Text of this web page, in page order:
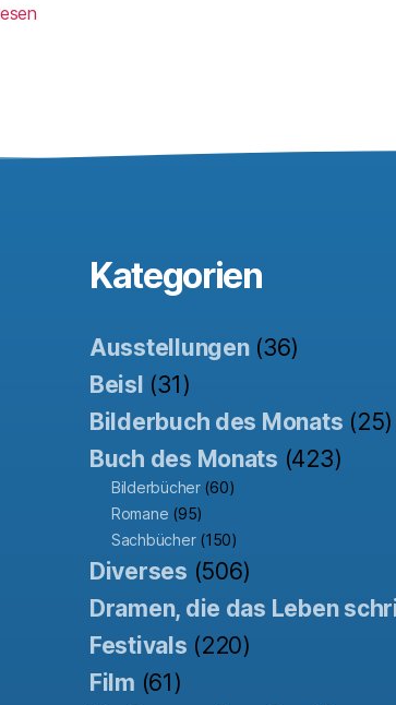
Kategorien
Ausstellungen(36)
Beisl (31)
Bilderbuch des Monats (25)
Buch des Monats (423)
Bilderbücher(60)
Romane (95)
Sachbücher(150)
Diverses (506)
Dramen, die das Leben
Festivals (220)
Film (61)